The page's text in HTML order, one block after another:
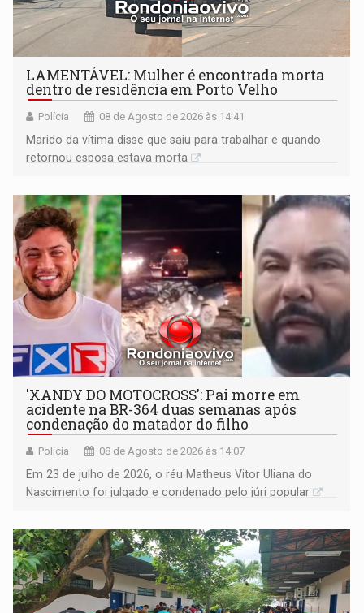
LAMENTÁVEL: Mulher é encontrada morta
dentro de residência em Porto Velho
Polícia 08 de Agosto de 2026 às 14:41
Marido da vítima disse que saiu para trabalhar e quando
retornou esposa estava morta
'XANDY DO MOTOCROSS': Pai morre em
acidente na BR-364 duas semanas após
condenação do matador do filho
Polícia 08 de Agosto de 2026 às 14:07
Em 23 de julho de 2026, o réu Matheus Vitor Uliana do
Nascimento foi julgado e condenado pelo júri popular